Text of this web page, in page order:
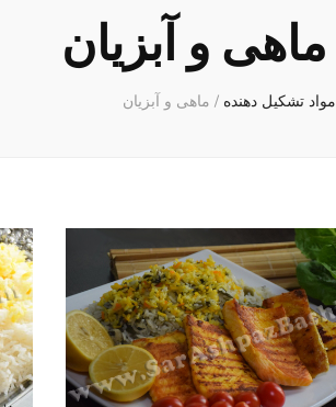
ماهی و آبزیان
مواد تشکیل دهنده / ماهی و آبزیان